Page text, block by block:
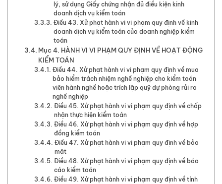
lý, sử dụng Giấy chứng nhận đủ điều kiện kinh
doanh dịch vụ kiểm toán
Điều 43. Xử phạt hành vi vi phạm quy định về kinh
doanh dịch vụ kiểm toán của doanh nghiệp kiểm
toán
Mục 4. HÀNH VI VI PHẠM QUY ĐỊNH VỀ HOẠT ĐỘNG
KIỂM TOÁN
Điều 44. Xử phạt hành vi vi phạm quy định về mua
bảo hiểm trách nhiệm nghề nghiệp cho kiểm toán
viên hành nghề hoặc trích lập quỹ dự phòng rủi ro
nghề nghiệp
Điều 45. Xử phạt hành vi vi phạm quy định về chấp
nhận thực hiện kiểm toán
Điều 46. Xử phạt hành vi vi phạm quy định về hợp
đồng kiểm toán
Điều 47. Xử phạt hành vi vi phạm quy định về bảo
mật
Điều 48. Xử phạt hành vi vi phạm quy định về báo
cáo kiểm toán
Điều 49. Xử phạt hành vi vi phạm quy định về tính